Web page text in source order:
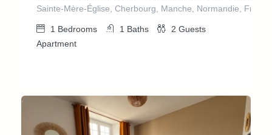
Sainte-Mère-Église, Cherbourg, Manche, Normandie,
1 Bedrooms 1 Baths 2 Guests
Apartment